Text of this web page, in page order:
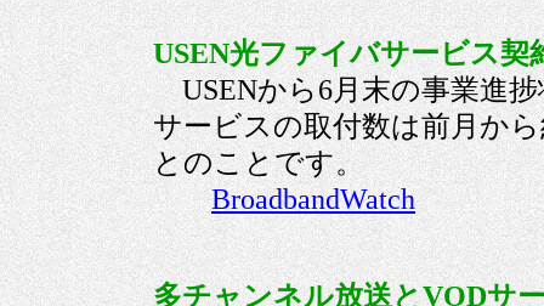
USEN光ファイバサービス
USENから6月末の事業進捗
サービスの取付数は前月か
とのことです。
BroadbandWatch
多チャンネル放送とVOD